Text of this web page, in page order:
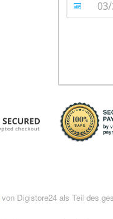
von Digistore24 als Teil des